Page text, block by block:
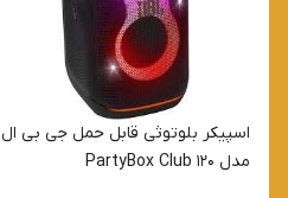
اسپیکر بلوتوثی قابل حمل جی بی ال
مدل PartyBox Club 120